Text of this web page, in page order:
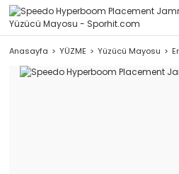
Anasayfa YÜZME Yüzücü Mayosu